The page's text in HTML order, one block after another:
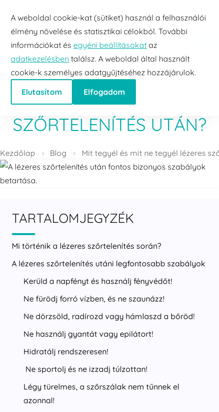
A weboldal cookie-kat (sütiket) használ a felhasználói
élmény növelése és statisztikai célokból. További
információkat ésegyéni beállításokat az
adatkezelésben találsz. A weboldal által használt
cookie-k személyes adatgyűjtéséhez hozzájárulok.
Elutasítom
Elfogadom
Ugrás a tartalomra
Telefon E-mail
MIT TEGYÉL ÉS MIT NE
TEGYÉL LÉZERES
SZŐRTELENÍTÉS UTÁN?
Kezdőlap Blog Mit tegyél és mit ne tegyél lézeres
TARTALOMJEGYZÉK
Mi történik a lézeres szőrtelenítés során?
A lézeres szőrtelenítés utáni legfontosabb szabályok
Kerüld a napfényt és használj fényvédőt!
Ne fürödj forró vízben, és ne szaunázz!
Ne dörzsöld, radírozd vagy hámlaszd a bőröd!
Ne használj gyantát vagy epilátort!
Hidratálj rendszeresen!
Ne sportolj és ne izzadj túlzottan!
Légy türelmes, a szőrszálak nem tűnnek el
azonnal!